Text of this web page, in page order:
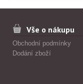
Vše o nákupu
Obchodní podmínky
Dodání zboží